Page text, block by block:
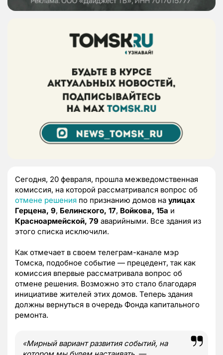
Сегодня, 20 февраля, прошла межведомственная
комиссия, на которой рассматривался вопрос об
отмене решения по признанию домов на улицах
Герцена, 9, Белинского, 17, Войкова, 15а и
Красноармейской, 79 аварийными. Все здания из
этого списка исключили.
Как отмечает в своем телеграм-канале мэр
Томска, подобное событие — прецедент, так как
комиссия впервые рассматривала вопрос об
отмене решения. Возможно это стало благодаря
инициативе жителей этих домов. Теперь здания
должны вернуться в очередь Фонда капитального
ремонта.
«Мирный вариант развития событий, на